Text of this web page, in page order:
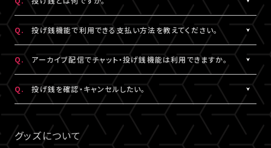
iOS：なし
Android：Chrome
なお、ユーザーがニックネームを変更した場合であっても、過去の
チャットのニックネームは変更されず、変更前のニックネームが表
示されます。
※ニックネームの登録・編集は配信視聴ページからも設定いただ
けます。
※コミュニティ機能が設定されている配信では、コミュニティ機能
とチャット機能のニックネーム設定は連動されます。
※公演によってはX連携をご利用いただけない場合があります。
欄上部「×」印）を押下すると、チャット非表示となります。 また、全
画面表示にした場合も、チャットは非表示になります。
A.
配信中にチップを送ることができる機能です。
投げ銭機能をご利用の場合は、「マイページ」内「基本情報」にござ
います「決済情報」にてクレジットカード決済情報のご登録いただ
くか、
配信中に配信視聴ページよりクレジットカード決済情報のご登録
をお願いいたします。
※公演によっては、投げ銭機能をご利用いただけない場合があり
ます。
Q. 投げ銭機能で利用できる支払い方法を教えてください。
クレジットカード決済をご利用いただけます。
投げ銭機能をご利用の場合は、「マイページ」内「基本情報」にござ
います「決済情報」にてクレジットカード決済情報のご登録いただ
くか、
配信中に配信視聴ページよりクレジットカード決済情報のご登録
をお願いいたします。
なお、決済方法については今後追加される可能性がございます。
Q. アーカイブ配信でチャット・投げ銭機能は利用できますか。
公演により異なります。チケット販売ページなどでご確認ください。
Q. 投げ銭を確認・キャンセルしたい。
投げ銭をキャンセルすることはできません。投げ銭機能をご利用の
場合は、金額に誤りがないか確認のうえ、ご利用ください。
複数回クリックにより、重複課金となる可能性がございますので、
グッズについて